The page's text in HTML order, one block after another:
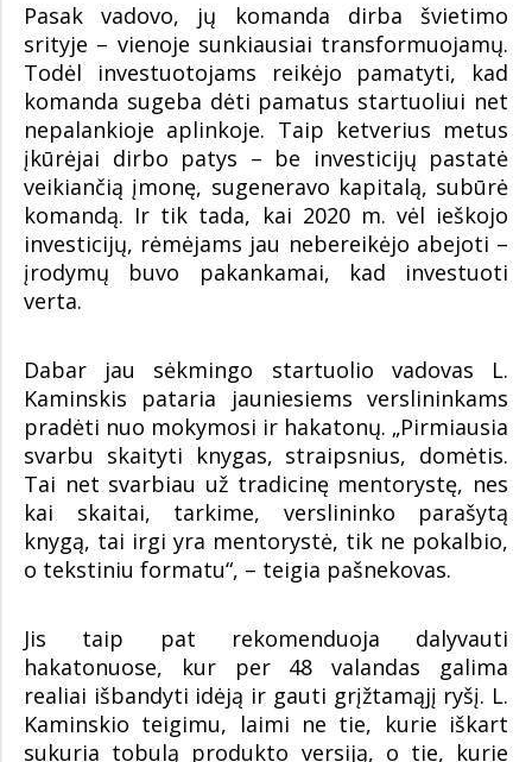
Pasak vadovo, jų komanda dirba švietimo
srityje – vienoje sunkiausiai transformuojamų.
Todėl investuotojams reikėjo pamatyti, kad
komanda sugeba dėti pamatus startuoliui net
nepalankioje aplinkoje. Taip ketverius metus
įkūrėjai dirbo patys – be investicijų pastatė
veikiančią įmonę, sugeneravo kapitalą, subūrė
komandą. Ir tik tada, kai 2020 m. vėl ieškojo
investicijų, rėmėjams jau nebereikėjo abejoti –
įrodymų buvo pakankamai, kad investuoti
verta.
Dabar jau sėkmingo startuolio vadovas L.
Kaminskis pataria jauniesiems verslininkams
pradėti nuo mokymosi ir hakatonų. „Pirmiausia
svarbu skaityti knygas, straipsnius, domėtis.
Tai net svarbiau už tradicinę mentorystę, nes
kai skaitai, tarkime, verslininko parašytą
knygą, tai irgi yra mentorystė, tik ne pokalbio,
o tekstiniu formatu“, – teigia pašnekovas.
Jis taip pat rekomenduoja dalyvauti
hakatonuose, kur per 48 valandas galima
realiai išbandyti idėją ir gauti grįžtamąjį ryšį. L.
Kaminskio teigimu, laimi ne tie, kurie iškart
sukuria tobulą produkto versiją, o tie, kurie